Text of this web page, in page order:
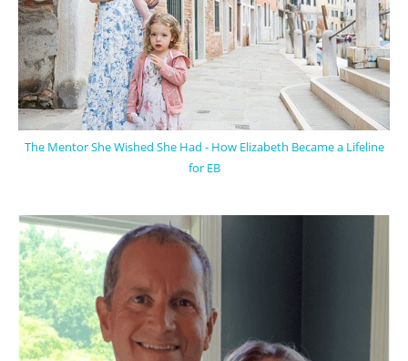
The Mentor She Wished She Had - How Elizabeth Became a Lifeline
for EB